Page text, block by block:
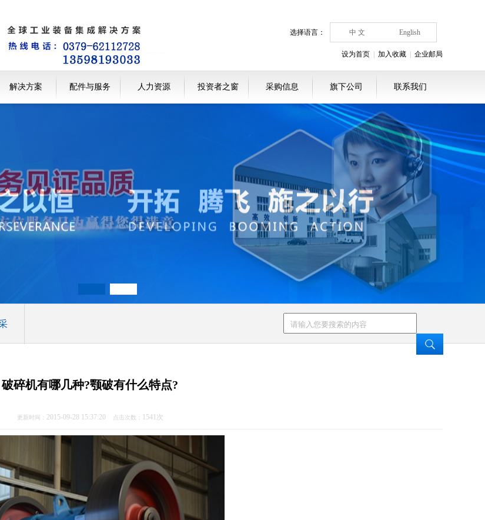
选择语言： 中 文 English
设为首页 加入收藏 企业邮局
解决方案 配件与服务 人力资源 投资者之窗 采购信息 旗下公司 联系我们
破碎机有哪几种?颚破有什么特点?
更新时间： 2015-09-28 15:37:20 点击次数： 1541次